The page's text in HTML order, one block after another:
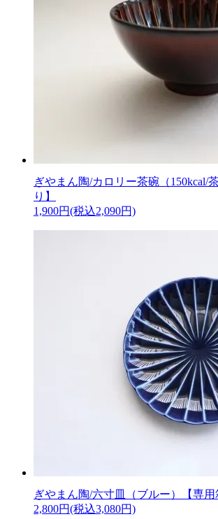
ぎやまん陶/カロリー茶碗（150kcal/
り】
1,900円(税込2,090円)
ぎやまん陶/六寸皿（ブルー）【専用
2,800円(税込3,080円)